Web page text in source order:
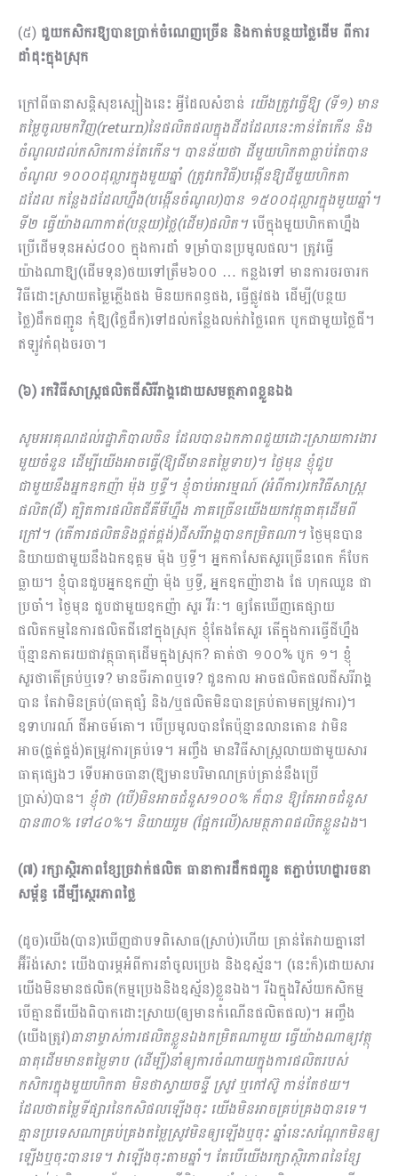
(៥) ជួយកសិករឱ្យបានប្រាក់ចំណេញច្រើន និងកាត់បន្ថយថ្លៃដើម ពីការ
ដាំដុះក្នុងស្រុក
ក្រៅពីធានាសន្តិសុខស្បៀងនេះ អ្វីដែលសំខាន់ យើងត្រូវធ្វើឱ្យ (ទី១) មាន
តម្លៃចូលមកវិញ(return)នៃផលិតផលក្នុងដីដដែលនេះកាន់តែកើន និង
ចំណូលដល់កសិករកាន់តែកើន។ បានន័យថា ដីមួយហិកតាធ្លាប់តែបាន
ចំណូល ១០០០ដុល្លារក្នុងមួយឆ្នាំ (ត្រូវរកវិធី)បង្កើនឱ្យដីមួយហិកតា
ដដែល កន្លែងដដែលហ្នឹង(បង្កើនចំណូល)បាន ១៥០០ដុល្លារក្នុងមួយឆ្នាំ។
ទី២ ធ្វើយ៉ាងណាកាត់(បន្ថយ)ថ្លៃ(ដើម)ផលិត។បើក្នុងមួយហិកតាហ្នឹង
ប្រើដើមទុនអស់៨០០ ក្នុងការដាំ ទម្រាំបានប្រមូលផល។ ត្រូវធ្វើ
យ៉ាងណាឱ្យ(ដើមទុន)ថយទៅត្រឹម៦០០ … កន្លងទៅ មានការចរចារក
វិធីដោះស្រាយតម្លៃភ្លើងផង មិនយកពន្ធផង, ធ្វើផ្លូវផង ដើម្បី(បន្ថយ
ថ្លៃ)ដឹកជញ្ជូន កុំឱ្យ(ថ្លៃដឹក)ទៅដល់កន្លែងលក់វាថ្លៃពេក បូកជាមួយថ្លៃជី។
ឥឡូវកំពុងចរចា។
(៦) រកវិធីសាស្រ្តផលិតជីសិរីរាង្គដោយសមត្ថភាពខ្លួនឯង
សូមអរគុណដល់រដ្ឋាភិបាលចិន ដែលបានឯកភាពជួយដោះស្រាយការងារ
មួយចំនួន ដើម្បីយើងអាចធ្វើ(ឱ្យជីមានតម្លៃទាប)។ ថ្ងៃមុន ខ្ញុំជួប
ជាមួយនឹងអ្នកឧកញ៉ា ម៉ុង ឫទ្ធី។ ខ្ញុំចាប់អារម្មណ៍ (អំពីការ)រកវិធីសាស្រ្ត
ផលិត(ជី) ត្បិតការផលិតជីគីមីហ្នឹង ភាគច្រើនយើងយកវត្ថុធាតុដើមពី
ក្រៅ។ (តើការផលិតនិងផ្គត់ផ្គង់)ជីសរីរាង្គបានកម្រិត​ណា។ថ្ងៃមុនបាន
និយាយជាមួយនឹងឯកឧត្តម ម៉ុង ឫទ្ធី។ អ្នកកាសែតសួរច្រើនពេក ក៏បែក
ធ្លាយ​។ ខ្ញុំបានជួបអ្នកឧកញ៉ា ម៉ុង ឫទ្ធី, អ្នកឧកញ៉ាខាង ផែ ហុកឈួន ជា
ប្រចាំ។ ថ្ងៃមុន ជួបជាមួយឧកញ៉ា សួរ វីរៈ។ ឲ្យតែឃើញគេផ្សាយ
ផលិតកម្មនៃការផលិតជីនៅក្នុងស្រុក ខ្ញុំតែងតែសួរ តើក្នុងការធ្វើជីហ្នឹង
ប៉ុន្មានភាគរយជាវត្ថុធាតុដើមក្នុងស្រុក? គាត់ថា ១០០% បូក ១។ ខ្ញុំ
សួរថាតើគ្រប់ឬទេ? មានចីរភាពឬទេ? ជួនកាល អាចផលិតផលជីសរីរាង្គ
បាន តែវាមិនគ្រប់(ធាតុផ្សំ និង/ឬផលិតមិនបានគ្រប់តាមតម្រូវការ)។​
ឧទាហរណ៍ ជីអាចម៍គោ។ បើប្រ​មូលបានតែប៉ុន្មានលានតោន វាមិន
អាច(ផ្គត់ផ្គង់)តម្រូវការគ្រប់ទេ។ អញ្ចឹង មានវិធីសាស្រ្តលាយជាមួយសារ
ធាតុផ្សេងៗ ទើបអាចធានា(ឱ្យមានបរិមាណគ្រប់គ្រាន់នឹងប្រើ
ប្រាស់)បាន។ ខ្ញុំថា (បើ)មិនអាចជំនួស១០០% ក៏បាន ឱ្យតែអាចជំនួស
បាន៣០% ទៅ៤០%។ និយាយរួម (ផ្អែកលើ)សមត្ថភាពផលិតខ្លួនឯង។
(៧) រក្សាស្ថិរភាពខ្សែច្រវាក់ផលិត ធានាការដឹកជញ្ជូន តភ្ជាប់ហេដ្ឋារចនា
សម្ព័ន្ធ ដើម្បីស្ថេរភាពថ្លៃ
(ដូច)យើង(បាន)ឃើញជាបទពិសោធ(ស្រាប់)ហើយ គ្រាន់តែវាយគ្នានៅ
អ៊ីរ៉ង់សោះ យើងបារម្ភអំពីការនាំចូលប្រេង និងឧស្ម័ន។ (នេះក៏)ដោយសារ
យើងមិនមានផលិត(កម្មប្រេងនិងឧស្ម័ន)ខ្លួនឯង។​ រីឯក្នុងវិស័យកសិកម្ម
បើគ្មានជីយើងពិបាកដោះស្រាយ(ឲ្យមានកំណើនផលិតផល)។ អញ្ចឹង
(យើងត្រូវ)ធានាម្ចាស់ការផលិតខ្លួនឯងកម្រិតណាមួយ ធ្វើយ៉ាងណាឲ្យវត្ថុ
ធាតុដើមមានតម្លៃទាប (ដើម្បី)នាំឲ្យការចំណាយក្នុងការផលិតរបស់
កសិករក្នុងមួយហិកតា មិនថាស្វាយចន្ទី ស្រូវ ឬកៅស៊ូ កាន់តែថយ។
ដែលថាតម្លៃទីផ្សារនៃកសិផលឡើងចុះ យើងមិនអាចគ្រប់គ្រងបានទេ។
គ្មានប្រទេសណាគ្រប់គ្រងតម្លៃស្រូវមិនឲ្យឡើងឬចុះ ឆ្នាំនេះសណ្ដែកមិនឲ្យ
ឡើងឬចុះបានទេ។ វាឡើងចុះតាមឆ្នាំ។ តែបើយើងរក្សាស្ថិរភាពនៃខ្សែ